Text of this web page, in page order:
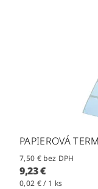
PAPIEROVÁ
7,50 € bez DPH
9,23 €
0,02 € / 1 ks